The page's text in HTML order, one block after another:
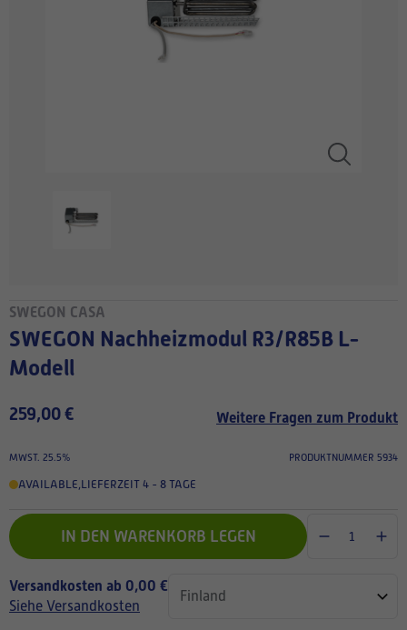
SWEGON CASA
SWEGON Nachheizmodul R3/R85B L-
Modell
259,00 € Weitere Fragen zum Produkt
MWST. 25.5% PRODUKTNUMMER 5934
AVAILABLE,LIEFERZEIT 4 - 8 TAGE
IN DEN WARENKORB LEGEN
Versandkosten ab 0,00 €
Siehe Versandkosten